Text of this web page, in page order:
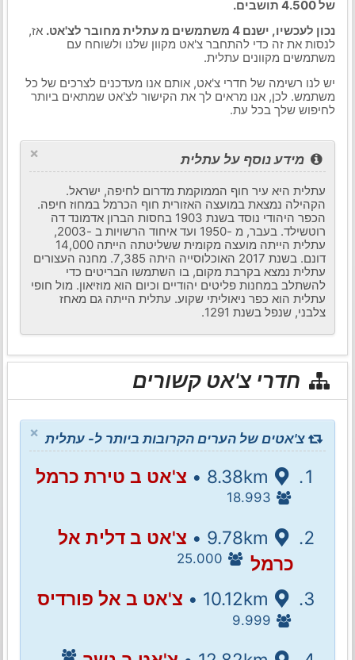
של 4.500 תושבים.
נכון לעכשיו, ישנם 4 משתמשים מ עתלית מחובר לצ'אט.
אז,
לנסות את זה כדי להתחבר צ'אט מקוון שלנו ולשוחח עם
משתמשים מקוונים עתלית.
יש לנו רשימה של חדרי צ'אט, אותם אנו מעדכנים לצרכים של כל
משתמש. לכן, אנו מראים לך את הקישור לצ'אט שמתאים ביותר
לחיפוש שלך בכל עת.
× מידע נוסף על עתלית
עתלית היא עיר חוף הממוקמת מדרום לחיפה, ישראל.
הקהילה נמצאת במועצה האזורית חוף הכרמל במחוז חיפה.
הכפר היהודי נוסד בשנת 1903 בחסות הברון אדמונד דה
רוטשילד. בעבר, מ -1950 ועד איחוד הרשויות ב -2003,
עתלית הייתה מועצה מקומית ששליטתה הייתה 14,000
דונם. בשנת 2017 האוכלוסייה היתה 7,385. מחנה העצורים
עתלית נמצא בקרבת מקום, בו השתמשו הבריטים כדי
להשתלב במחנות פליטים יהודיים וכיום הוא מוזיאון. מול חופי
עתלית הוא כפר ניאוליתי שקוע. עתלית הייתה גם מאחז
צלבני, שנפל בשנת 1291.
חדרי צ'אט קשורים
× צ'אטים של הערים הקרובות ביותר ל- עתלית
8.38km • צ'אט ב טירת כרמל
9.78km •
צ'אט ב דלית אל
כרמל
10.12km • צ'אט ב אל פורדיס